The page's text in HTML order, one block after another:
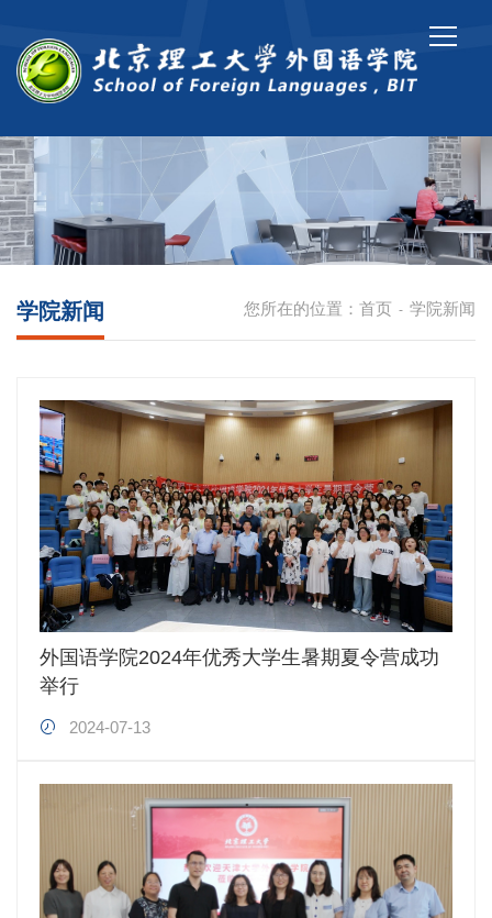
您所在的位置： 首页 - 学院新闻
学院新闻
外国语学院2024年优秀大学生暑期夏令营成功
举行
2024-07-13